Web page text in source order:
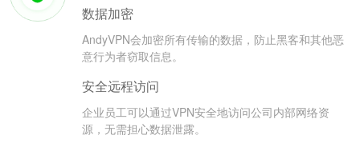
数据加密
AndyVPN会加密所有传输的数据，防止黑客和其他恶
意行为者窃取信息。
安全远程访问
企业员工可以通过VPN安全地访问公司内部网络资
源，无需担心数据泄露。